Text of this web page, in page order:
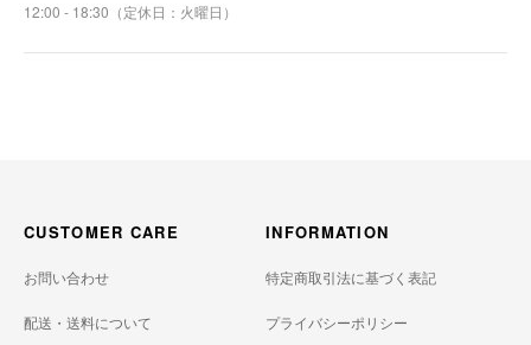
12:00 - 18:30（定休日：火曜日）
CUSTOMER CARE
お問い合わせ
配送・送料について
INFORMATION
特定商取引法に基づく表記
プライバシーポリシー